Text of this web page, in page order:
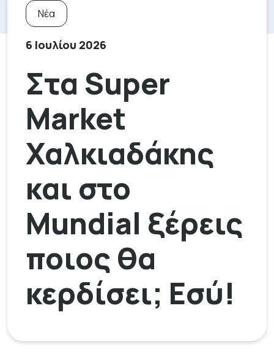
Νέα
6 Ιουλίου 2026
Στα Super
Market
Χαλκιαδάκης
και στο
Mundial ξέρεις
ποιος θα
κερδίσει; Εσύ!